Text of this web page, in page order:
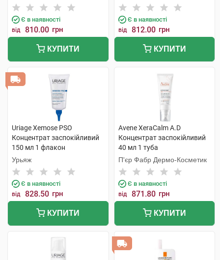
Є в наявності
від 810.00 грн
КУПИТИ
Є в наявності
від 812.00 грн
КУПИТИ
Uriage Xemose PSO
Концентрат заспокійливий
150 мл 1 флакон
Урьяж
Є в наявності
від 828.50 грн
КУПИТИ
Avene XeraCalm A.D
Концентрат заспокійливий
40 мл 1 туба
П'єр Фабр Дермо-Косметик
Є в наявності
від 871.80 грн
КУПИТИ